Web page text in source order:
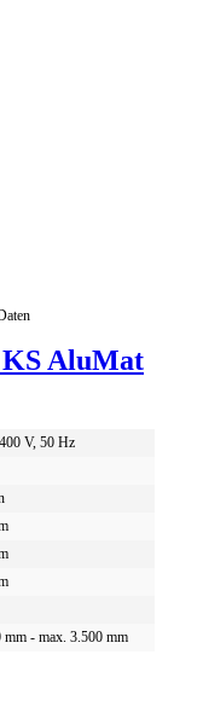
KS AluMat
V, 50 Hz
mm - max. 3.500 mm